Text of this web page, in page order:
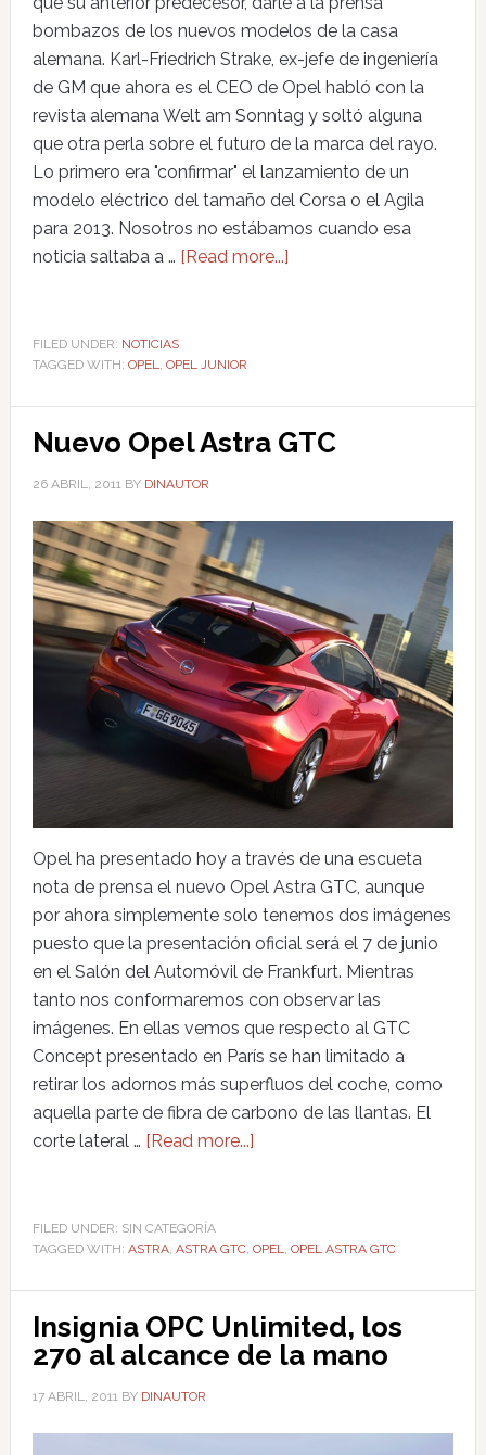
bombazos de los nuevos modelos de la casa
alemana. Karl-Friedrich Strake, ex-jefe de ingeniería
de GM que ahora es el CEO de Opel habló con la
revista alemana Welt am Sonntag y soltó alguna
que otra perla sobre el futuro de la marca del rayo.
Lo primero era "confirmar" el lanzamiento de un
modelo eléctrico del tamaño del Corsa o el Agila
para 2013. Nosotros no estábamos cuando esa
noticia saltaba a … [Read more...]
FILED UNDER: NOTICIAS
TAGGED WITH: OPEL OPEL JUNIOR
Nuevo Opel Astra GTC
26 ABRIL, 2011 BY DINAUTOR
Opel ha presentado hoy a través de una escueta
nota de prensa el nuevo Opel Astra GTC, aunque
por ahora simplemente solo tenemos dos imágenes
puesto que la presentación oficial será el 7 de junio
en el Salón del Automóvil de Frankfurt. Mientras
tanto nos conformaremos con observar las
imágenes. En ellas vemos que respecto al GTC
Concept presentado en París se han limitado a
retirar los adornos más superfluos del coche, como
aquella parte de fibra de carbono de las llantas. El
corte lateral … [Read more...]
FILED UNDER: SIN CATEGORÍA
TAGGED WITH: ASTRA, ASTRA GTC, OPEL, OPEL ASTRA GTC
Insignia OPC Unlimited, los
270 al alcance de la mano
17 ABRIL, 2011BY DINAUTOR